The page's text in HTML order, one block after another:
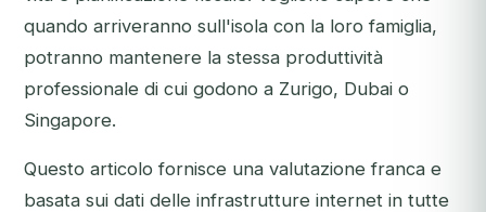
quando arriveranno sull'isola con la loro famiglia,
potranno mantenere la stessa produttività
professionale di cui godono a Zurigo, Dubai o
Singapore.
Questo articolo fornisce una valutazione franca e
basata sui dati delle infrastrutture internet in tutte